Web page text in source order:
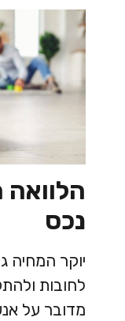
הלוואה
נכס
יוקר המחיה
לחובות
מדובר על